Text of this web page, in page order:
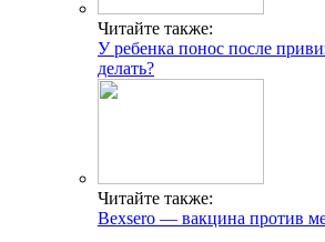
Читайте также:
У ребенка понос после
делать?
Читайте также:
Bexsero — вакцина против